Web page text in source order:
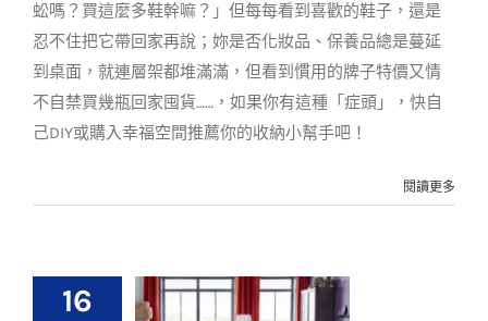
蚣嗎？買這麼多鞋幹嘛？」但每每看到喜歡的鞋子，還是
忍不住把它帶回家再說；妳是否化妝品、保養品總是蔓延
到桌面，就連層架都堆滿滿，但看到慣用的牌子特價又情
不自禁買幾瓶回家囤貨……，如果你有這種「症頭」，快自
己DIY或購入幸福空間推薦你的收納小幫手吧！
閱讀更多
16